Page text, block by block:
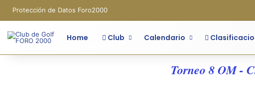
Protección de Datos Foro2000
Home Club Calendario
Torneo 8 OM -